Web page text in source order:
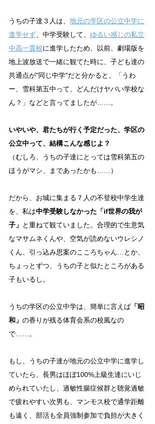
うちの子達３人は、 地元の学区の公立中学に
進学せず 、中学受験して、 ゆるい感じの私立
中高一貫校に進学したため、以前、劇場版を
地上波放送で一緒に観てた時に、子ども達の
共通点が"同じ中学"だと分かると、「うわ
ー、雪科第五中って、どんだけヤバい学校な
ん？」などと言ってましたが……。
いやいや、君たちが行く予定だった、学区の
公立中って、結構こんな感じよ？
（むしろ、うちの子達にとっては雪科第五の
ほうがマシ、まであったかも……）
だから、お城に集まる７人の不登校中学生達
を、私は中学受験しなかった「if世界の我が
子」 と重ねて観ていました。合理的で生意気
なマサムネくんや、空気が読めないウレシノ
くん、引っ込み思案のこころちゃん…とか、
ちょっとずつ、うちの子と似たところがある
子もいるし。
うちの学区の公立中学は、簡単に言えば「昭
和」 の香りが残る体育会系の校風なの
で……。
もし、うちの子達が地元の公立中学に進学し
ていたら、長男はほぼ100%上級生達にいじ
められていたし、過敏性腸症候群と聴覚過敏
で疲れやすい次男も、マンモス校で通学距離
も遠く、部活も全員強制参加で負担が大きく